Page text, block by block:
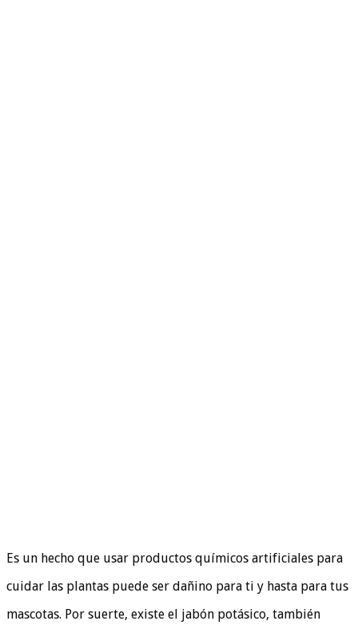
Es un hecho que usar productos químicos artificiales para
cuidar las plantas puede ser dañino para ti y hasta para tus
mascotas. Por suerte, existe el jabón potásico, también